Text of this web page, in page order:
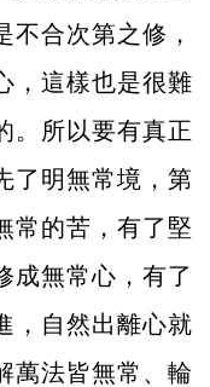
不合次第之修，
，這樣也是很難
。所以要有真正
了明無常境，第
常的苦，有了堅
成無常心，有了
，自然出離心就
萬法皆無常、輪